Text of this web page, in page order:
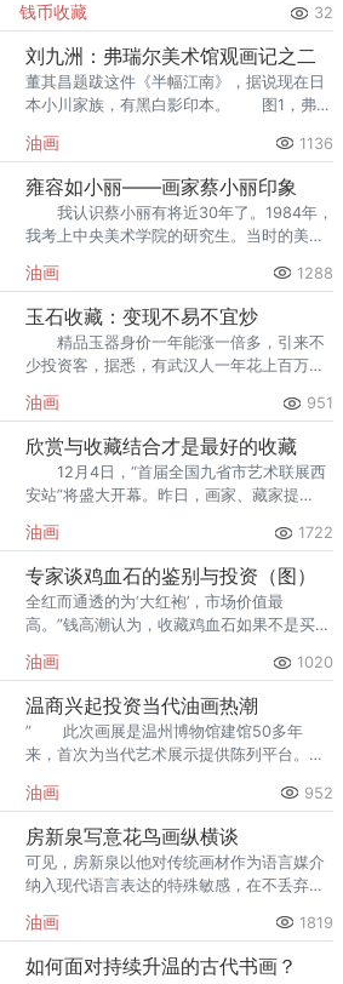
熊猫金币的需求就明显升温，但鱼龙混杂的
回收渠道里，能精准识别版别溢
钱币收藏 32
刘九洲：弗瑞尔美术馆观画记之二
董其昌题跋这件《半幅江南》，据说现在日
本小川家族，有黑白影印本。 图1，弗瑞
《半幅江南》。
油画 1136
雍容如小丽——画家蔡小丽印象
我认识蔡小丽有将近30年了。1984年，
我考上中央美术学院的研究生。当时的美院
时期的两
油画 1288
玉石收藏：变现不易不宜炒
精品玉器身价一年能涨一倍多，引来不
少投资客，据悉，有武汉人一年花上百万元
玉挂坠，&ld
油画 951
欣赏与收藏结合才是最好的收藏
12月4日，“首届全国九省市艺术联展西
安站”将盛大开幕。昨日，画家、藏家提
油画 1722
专家谈鸡血石的鉴别与投资（图）
全红而通透的为‘大红袍’，市场价值最
高。”钱高潮认为，收藏鸡血石如果不是买到
个价。
油画 1020
温商兴起投资当代油画热潮
” 此次画展是温州博物馆建馆50多年
来，首次为当代艺术展示提供陈列平台。由
业促进会联合主办，将于本月15日闭幕。
油画 952
房新泉写意花鸟画纵横谈
可见，房新泉以他对传统画材作为语言媒介
纳入现代语言表达的特殊敏感，在不丢弃深
言的自觉实践者。
油画 1819
如何面对持续升温的古代书画？